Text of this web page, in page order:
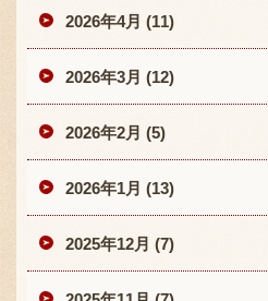
2026年4月 (11)
2026年3月 (12)
2026年2月 (5)
2026年1月 (13)
2025年12月 (7)